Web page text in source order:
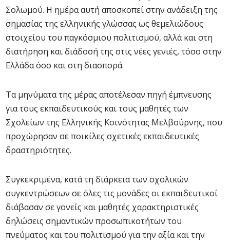
Σολωμού. Η ημέρα αυτή αποσκοπεί στην ανάδειξη της
σημασίας της ελληνικής γλώσσας ως θεμελιώδους
στοιχείου του παγκόσμιου πολιτισμού, αλλά και στη
διατήρηση και διάδοσή της στις νέες γενιές, τόσο στην
Ελλάδα όσο και στη διασπορά.
Τα μηνύματα της μέρας αποτέλεσαν πηγή έμπνευσης
για τους εκπαιδευτικούς και τους μαθητές των
Σχολείων της Ελληνικής Κοινότητας Μελβούρνης, που
προχώρησαν σε ποικίλες σχετικές εκπαιδευτικές
δραστηριότητες.
Συγκεκριμένα, κατά τη διάρκεια των σχολικών
συγκεντρώσεων σε όλες τις μονάδες οι εκπαιδευτικοί
διάβασαν σε γονείς και μαθητές χαρακτηριστικές
δηλώσεις σημαντικών προσωπικοτήτων του
πνεύματος και του πολιτισμού για την αξία και την